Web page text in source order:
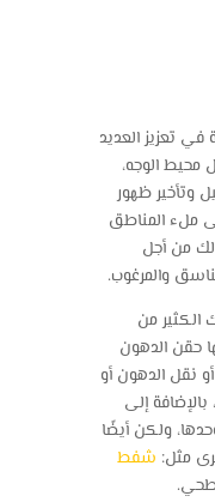
في تعزيز العديد
محيط الوجه،
وتأخير ظهور
ملء المناطق
من أجل
والمرغوب.
من
حقن الدهون
نقل الدهون أو
إلى
ولكن أيضًا
مثل: شفط